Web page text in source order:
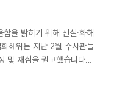
을 밝히기 위해 진실·화해
해위는 지난 2월 수사관들
및 재심을 권고했습니다.
은 재심 청구 기각을 주